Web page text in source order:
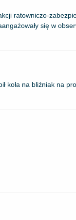
ratowniczo-
się w
koła na bliźniak na